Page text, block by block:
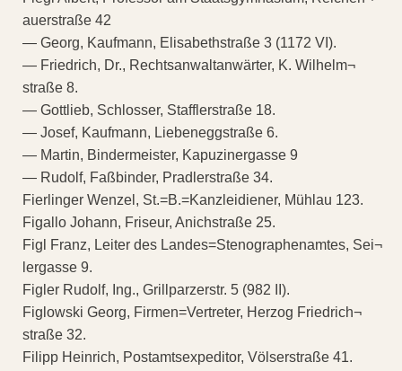
auerstraße 42
— Georg, Kaufmann, Elisabethstraße 3 (1172 VI).
— Friedrich, Dr., Rechtsanwaltanwärter, K. Wilhelm¬
straße 8.
— Gottlieb, Schlosser, Stafflerstraße 18.
— Josef, Kaufmann, Liebeneggstraße 6.
— Martin, Bindermeister, Kapuzinergasse 9
— Rudolf, Faßbinder, Pradlerstraße 34.
Fierlinger Wenzel, St.=B.=Kanzleidiener, Mühlau 123.
Figallo Johann, Friseur, Anichstraße 25.
Figl Franz, Leiter des Landes=Stenographenamtes, Sei¬
lergasse 9.
Figler Rudolf, Ing., Grillparzerstr. 5 (982 II).
Figlowski Georg, Firmen=Vertreter, Herzog Friedrich¬
straße 32.
Filipp Heinrich, Postamtsexpeditor, Völserstraße 41.